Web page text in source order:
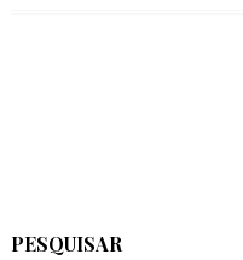
PESQUISAR